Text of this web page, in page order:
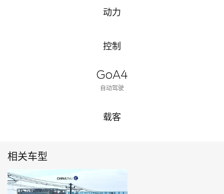
动力
控制
GoA4
自动驾驶
载客
相关车型